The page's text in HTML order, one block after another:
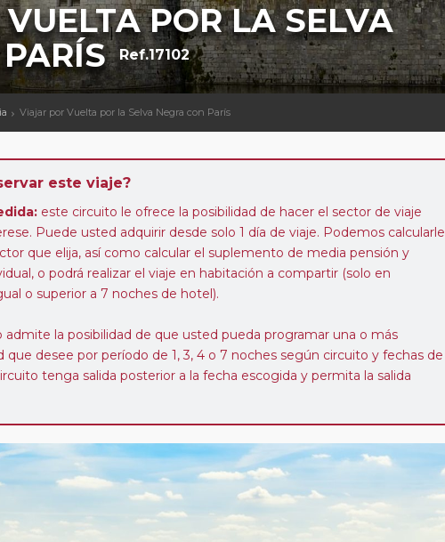
POR LA SELVA
Ref.17102
Viajar por Vuelta por la Selva Negra con París
este viaje?
este circuito le ofrece la posibilidad de hacer el sector de viaje
Puede usted adquirir desde solo 1 día de viaje. Podemos calcularle
que elija, así como calcular el suplemento de media pensión y
o podrá realizar el viaje en habitación a compartir (solo en
o superior a 7 noches de hotel).
admite la posibilidad de que usted pueda programar una o más
que desee por período de 1, 3, 4 o 7 noches según circuito y fechas de
tenga salida posterior a la fecha escogida y permita la salida
mismo proveedor no se abonará este suplemento.